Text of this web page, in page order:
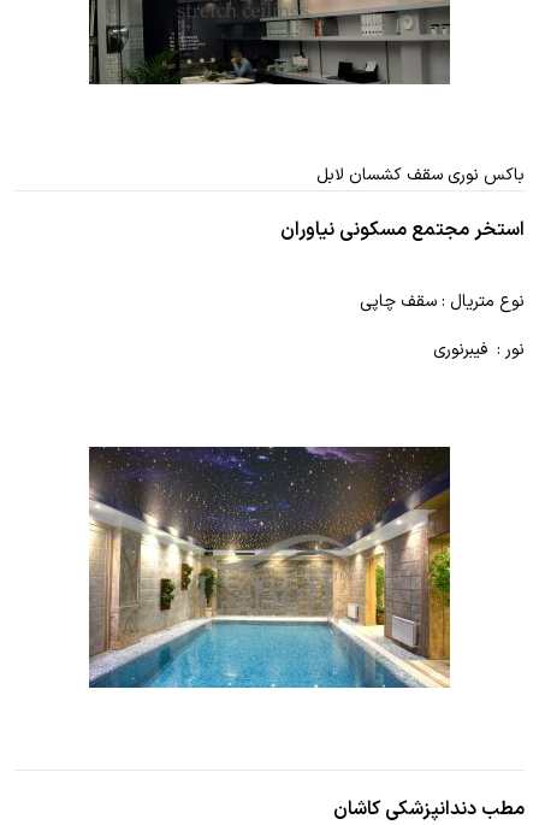
باکس نوری سقف کشسان لابل
استخر مجتمع مسکونی نیاوران
نوع متریال : سقف چاپی
نور : فیبرنوری
مطب دندانپزشکی کاشان